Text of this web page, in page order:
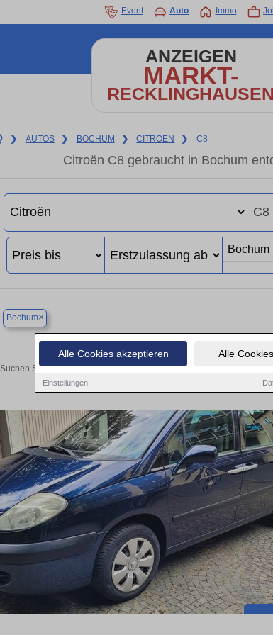
Alle Cookies akzeptieren Alle
Einstellungen
Event Auto Immo
ANZEIGEN
MARKT-
RECKLINGHAUSEN
❯ AUTOS ❯ BOCHUM ❯ CITROEN ❯ C8
Citroën C8 gebraucht in Bochum
Bochum×
Finden Sie in
Suchen Sie in Bochum einen Citroën C8 Gebrauchtwagen?